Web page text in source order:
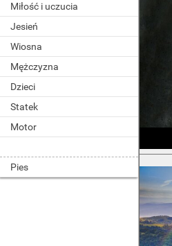
Miłość i uczucia
Jesień
Wiosna
Mężczyzna
Dzieci
Statek
Motor
Pies